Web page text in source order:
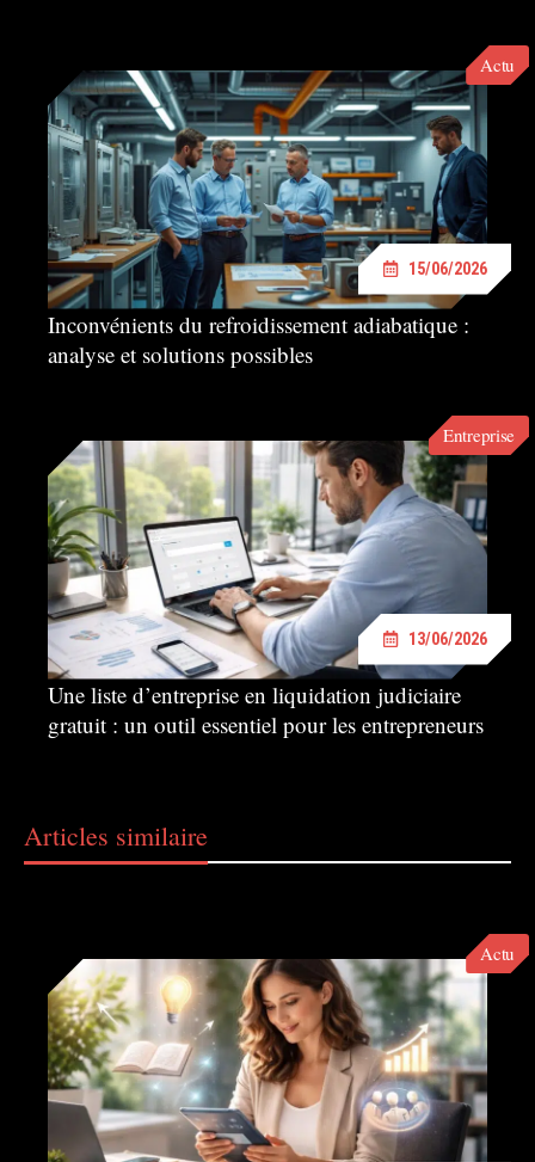
Actu
15/06/2026
Inconvénients du refroidissement adiabatique :
analyse et solutions possibles
Entreprise
13/06/2026
Une liste d’entreprise en liquidation judiciaire
gratuit : un outil essentiel pour les entrepreneurs
Articles similaire
Actu